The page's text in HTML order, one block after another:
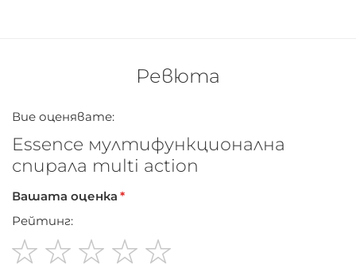
Ревюта
Вие оценявате:
Essence мултифункционална
спирала multi action
Вашата оценка
Рейтинг: